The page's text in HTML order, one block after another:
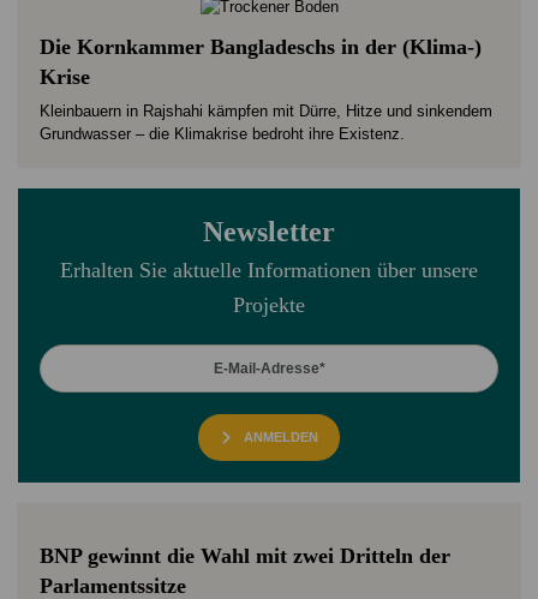
Die Kornkammer Bangladeschs in der (Klima-)
Krise
Kleinbauern in Rajshahi kämpfen mit Dürre, Hitze und sinkendem
Grundwasser – die Klimakrise bedroht ihre Existenz.
Newsletter
Erhalten Sie aktuelle Informationen über unsere
Projekte
ANMELDEN
BNP gewinnt die Wahl mit zwei Dritteln der
Parlamentssitze